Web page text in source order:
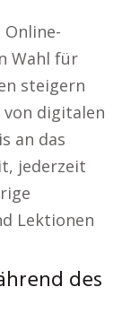
Wahl für
steigern
digitalen
an das
jederzeit
Lektionen
des